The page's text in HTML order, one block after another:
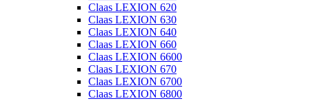
Claas LEXION 620
Claas LEXION 630
Claas LEXION 640
Claas LEXION 660
Claas LEXION 6600
Claas LEXION 670
Claas LEXION 6700
Claas LEXION 6800